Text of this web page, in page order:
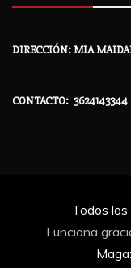
DIRECCIÓN: MIA
CONTACTO: 3624143344
Todos
Funciona